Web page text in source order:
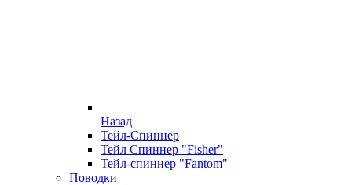
Назад
Тейл-Спиннер
Тейл Спиннер "Fisher"
Тейл-спиннер "Fantom"
Поводки